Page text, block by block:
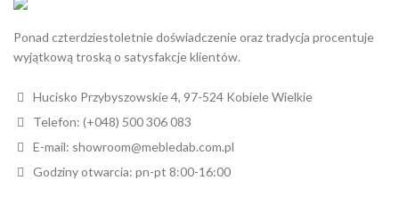
Ponad czterdziestoletnie doświadczenie oraz tradycja procentuje
wyjątkową troską o satysfakcje klientów.
Hucisko Przybyszowskie 4, 97-524 Kobiele Wielkie
Telefon: (+048) 500 306 083
E-mail: showroom@mebledab.com.pl
Godziny otwarcia: pn-pt 8:00-16:00